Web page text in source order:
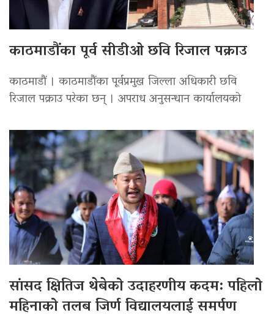
काठमाडौंका पूर्व सीडीओ छवि रिजाल पक्राउ
काठमाडौं । काठमाडौंका पूर्वप्रमुख जिल्ला अधिकारी छवि
रिजाल पक्राउ परेका छन् । अपराध अनुसन्धान कार्यालयको
सांसद क्षितिज थेबेको उदाहरणीय कदम: पहिलो
महिनाको तलब जिर्ण विद्यालयलाई समर्पण